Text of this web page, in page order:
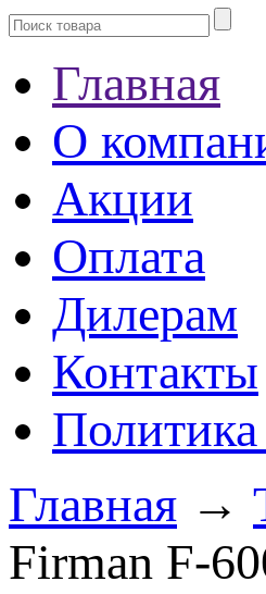
Главная
О
Акции
Оплата
Дилерам
Контакты
Главная →
Firman F-